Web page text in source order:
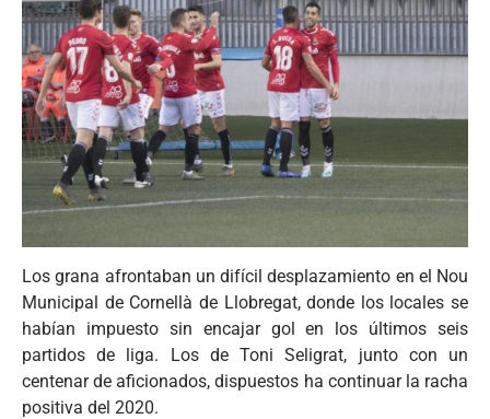
Los grana afrontaban un difícil desplazamiento en el Nou
Municipal de Cornellà de Llobregat, donde los locales se
habían impuesto sin encajar gol en los últimos seis
partidos de liga. Los de Toni Seligrat, junto con un
centenar de aficionados, dispuestos ha continuar la racha
positiva del 2020.